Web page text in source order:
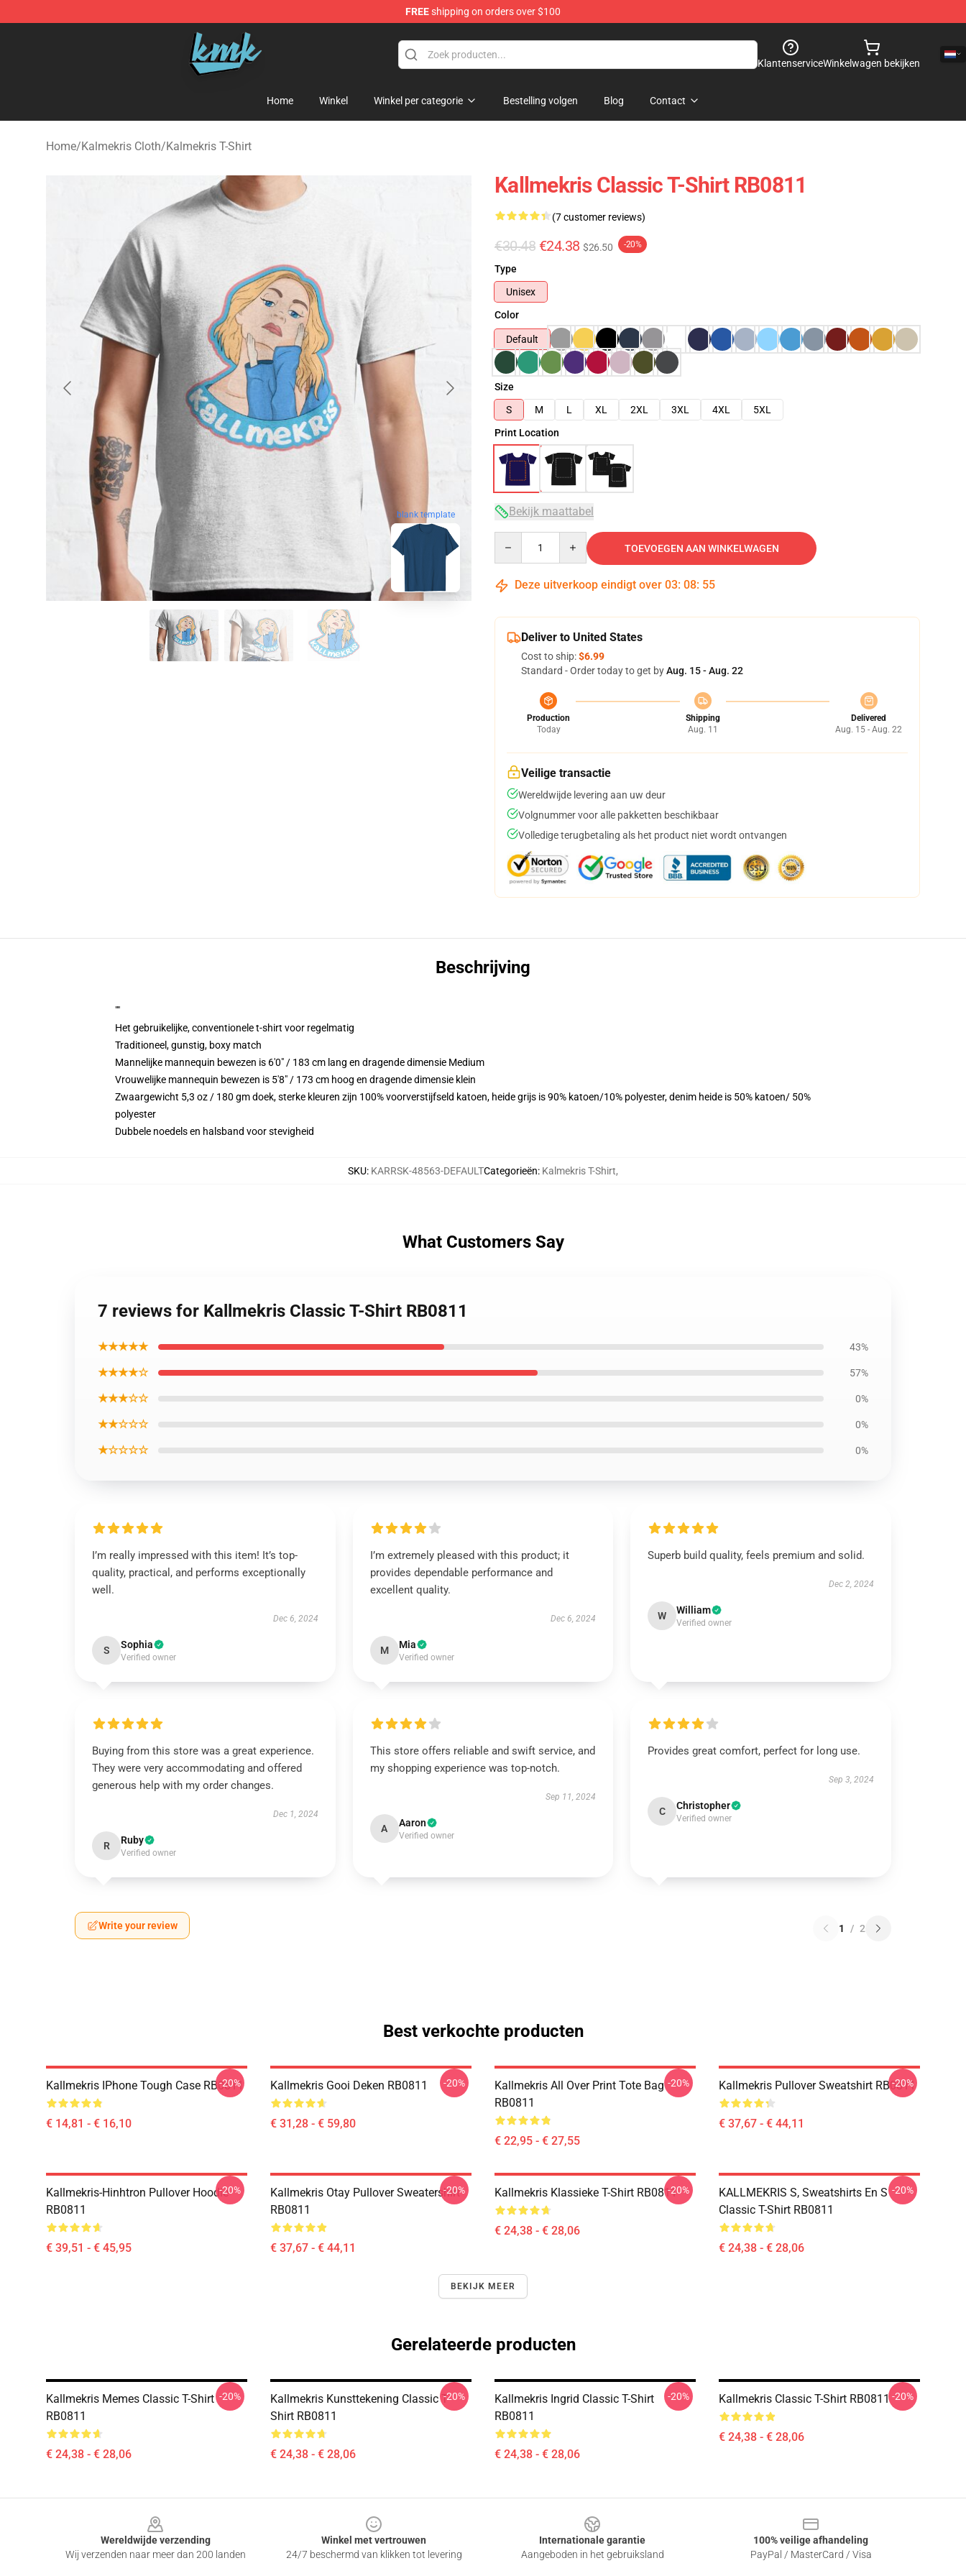
FREEshipping on orders over $100
KallMeKris Store - Official KallMeKris Merchandise Shop
KlantenserviceWinkelwagen bekijken
Home Winkel Winkel per categorie Bestelling volgen Blog Contact
Home/Kalmekris Cloth/Kalmekris T-Shirt
blank template
Kallmekris Classic T-Shirt RB0811
(7 customer reviews)
€30.48 €24.38 $26.50 -20%
Type
Unisex
Color
Default
Size
S
M L XL 2XL 3XL 4XL
5XL
Print Location
Bekijk maattabel
TOEVOEGEN AAN WINKELWAGEN
Deze uitverkoop eindigt over 03: 08: 54
Deliver to United States
Cost to ship:$6.99
Standard - Order today to get byAug. 15 - Aug. 22
Production
Today
Shipping
Aug. 11
Delivered
Aug. 15 - Aug. 22
Veilige transactie
Wereldwijde levering aan uw deur
Volgnummer voor alle pakketten beschikbaar
Volledige terugbetaling als het product niet wordt ontvangen
Beschrijving
""
Het gebruikelijke, conventionele t-shirt voor regelmatig
Traditioneel, gunstig, boxy match
Mannelijke mannequin bewezen is 6'0" / 183 cm lang en dragende dimensie Medium
Vrouwelijke mannequin bewezen is 5'8" / 173 cm hoog en dragende dimensie klein
Zwaargewicht 5,3 oz / 180 gm doek, sterke kleuren zijn 100% voorverstijfseld katoen, heide grijs is 90% katoen/10% polyester, denim heide is 50% katoen/ 50%
polyester
Dubbele noedels en halsband voor stevigheid
SKU: KARRSK-48563-DEFAULTCategorieën: Kalmekris T-Shirt,
What Customers Say
7 reviews for Kallmekris Classic T-Shirt RB0811
★★★★★ 43%
★★★★☆ 57%
★★★☆☆ 0%
★★☆☆☆ 0%
★☆☆☆☆ 0%
I’m really impressed with this item! It’s top-
quality, practical, and performs exceptionally
well.
Dec 6, 2024
S Sophia
Verified owner
I’m extremely pleased with this product; it
provides dependable performance and
excellent quality.
Dec 6, 2024
M Mia
Verified owner
Superb build quality, feels premium and solid.
Dec 2, 2024
W William
Verified owner
Buying from this store was a great experience.
They were very accommodating and offered
generous help with my order changes.
Dec 1, 2024
R Ruby
Verified owner
This store offers reliable and swift service, and
my shopping experience was top-notch.
Sep 11, 2024
A Aaron
Verified owner
Provides great comfort, perfect for long use.
Sep 3, 2024
C Christopher
Verified owner
Write your review 1 / 2
Best verkochte producten
Kallmekris IPhone Tough Case RB0811
€ 14,81 - € 16,10
-20% Kallmekris Gooi Deken RB0811
€ 31,28 - € 59,80
-20%
Kallmekris All Over Print Tote Bag
RB0811
€ 22,95 - € 27,55
-20% Kallmekris Pullover Sweatshirt RB0811
€ 37,67 - € 44,11
-20%
Kallmekris-Hinhtron Pullover Hoodie
RB0811
€ 39,51 - € 45,95
-20%
Kallmekris Otay Pullover Sweatershirt
RB0811
€ 37,67 - € 44,11
-20% Kallmekris Klassieke T-Shirt RB0811
€ 24,38 - € 28,06
-20%
KALLMEKRIS S, Sweatshirts En S
Classic T-Shirt RB0811
€ 24,38 - € 28,06
-20%
BEKIJK MEER
Gerelateerde producten
Kallmekris Memes Classic T-Shirt
RB0811
€ 24,38 - € 28,06
-20%
Kallmekris Kunsttekening Classic T-
Shirt RB0811
€ 24,38 - € 28,06
-20%
Kallmekris Ingrid Classic T-Shirt
RB0811
€ 24,38 - € 28,06
-20% Kallmekris Classic T-Shirt RB0811
€ 24,38 - € 28,06
-20%
Wereldwijde verzending
Wij verzenden naar meer dan 200 landen
Winkel met vertrouwen
24/7 beschermd van klikken tot levering
Internationale garantie
Aangeboden in het gebruiksland
100% veilige afhandeling
PayPal / MasterCard / Visa